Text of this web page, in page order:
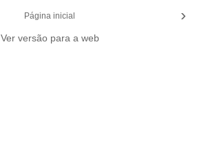
›
Página inicial
Ver versão para a web